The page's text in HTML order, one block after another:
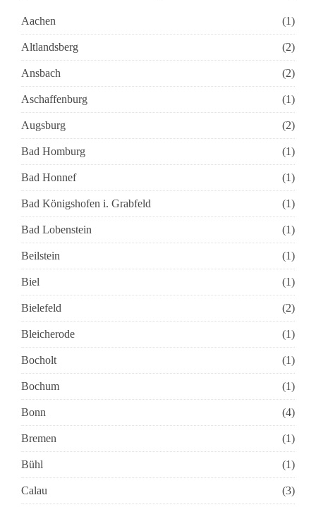
Aachen (1)
Altlandsberg (2)
Ansbach (2)
Aschaffenburg (1)
Augsburg (2)
Bad Homburg (1)
Bad Honnef (1)
Bad Königshofen i. Grabfeld (1)
Bad Lobenstein (1)
Beilstein (1)
Biel (1)
Bielefeld (2)
Bleicherode (1)
Bocholt (1)
Bochum (1)
Bonn (4)
Bremen (1)
Bühl (1)
Calau (3)